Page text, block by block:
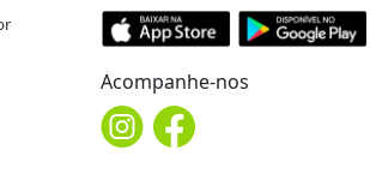
Acompanhe-nos